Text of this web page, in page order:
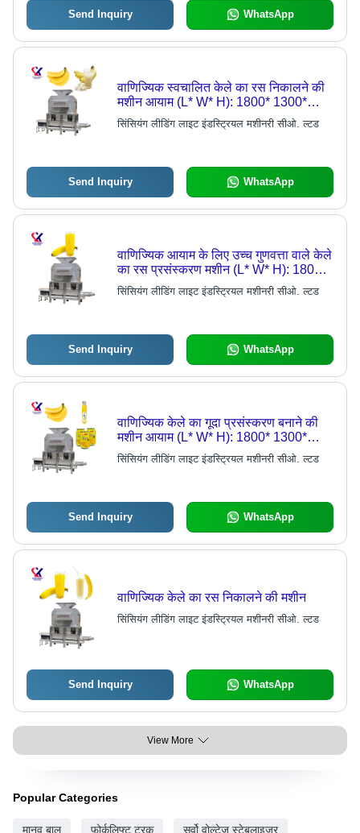
Send Inquiry WhatsApp
वाणिज्यिक स्वचालित केले का रस निकालने की
मशीन आयाम (L* W* H): 1800* 1300*
2200 मिमी मिलीमीटर (मिमी)
सिंसियंग लीडिंग लाइट इंडस्ट्रियल मशीनरी सीओ. ल्टड
Send Inquiry WhatsApp
वाणिज्यिक आयाम के लिए उच्च गुणवत्ता वाले केले
का रस प्रसंस्करण मशीन (L* W* H): 1800*
1300* 2200 मिमी मिलीमीटर (मिमी)
सिंसियंग लीडिंग लाइट इंडस्ट्रियल मशीनरी सीओ. ल्टड
Send Inquiry WhatsApp
वाणिज्यिक केले का गूदा प्रसंस्करण बनाने की
मशीन आयाम (L* W* H): 1800* 1300*
2200 मिमी मिलीमीटर (मिमी)
सिंसियंग लीडिंग लाइट इंडस्ट्रियल मशीनरी सीओ. ल्टड
Send Inquiry WhatsApp
वाणिज्यिक केले का रस निकालने की मशीन
सिंसियंग लीडिंग लाइट इंडस्ट्रियल मशीनरी सीओ. ल्टड
Send Inquiry WhatsApp
View More
Popular Categories
मानव बाल फोर्कलिफ्ट ट्रक सर्वो वोल्टेज स्टेबलाइजर